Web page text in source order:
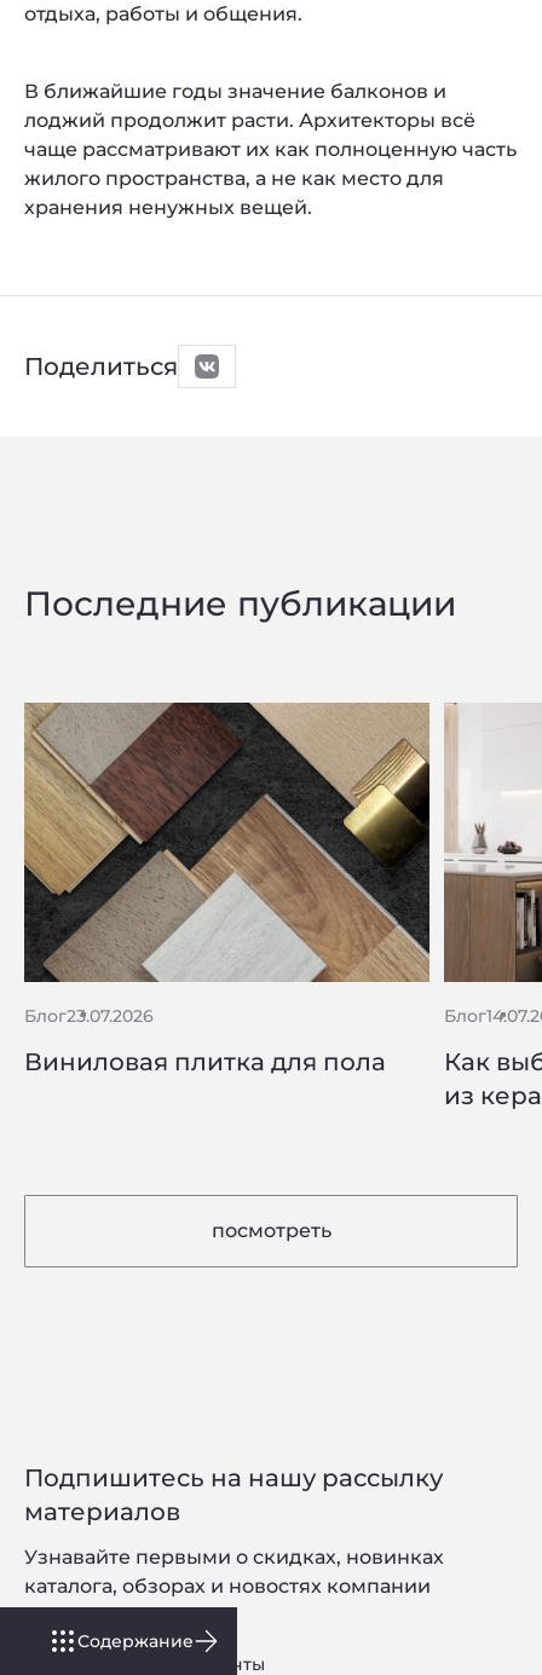
отдыха, работы и общения.
В ближайшие годы значение балконов и
лоджий продолжит расти. Архитекторы всё
чаще рассматривают их как полноценную часть
жилого пространства, а не как место для
хранения ненужных вещей.
Поделиться
Содержание
Последние публикации
Блог23.07.2026
Виниловая плитка для пола
Блог
Как
из
посмотреть
Подпишитесь на нашу рассылку
материалов
Узнавайте первыми о скидках, новинках
каталога, обзорах и новостях компании
введите адрес эл. почты